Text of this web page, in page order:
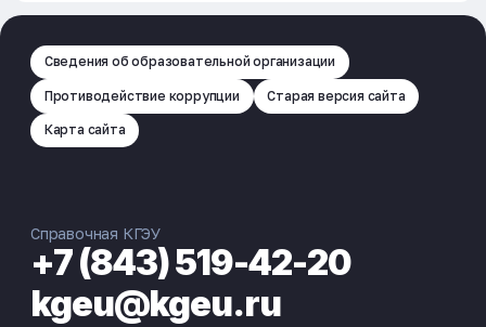
Сведения об образовательной организации
Противодействие коррупции Старая версия сайта
Карта сайта
Справочная КГЭУ
+7 (843) 519-42-20
kgeu@kgeu.ru